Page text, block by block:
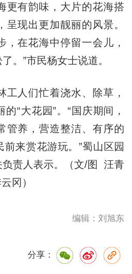
更有韵味，大片的花海搭
呈现出更加靓丽的风景。
，在花海中停留一会儿，
。”市民杨女士说道。
人们忙着浇水、除草，
“大花园”。“国庆期间，
管养，营造整洁、有序的
来赏花游玩。”蜀山区园
负责人表示。（文/图 汪青
冈）
编辑：刘旭东
分享：